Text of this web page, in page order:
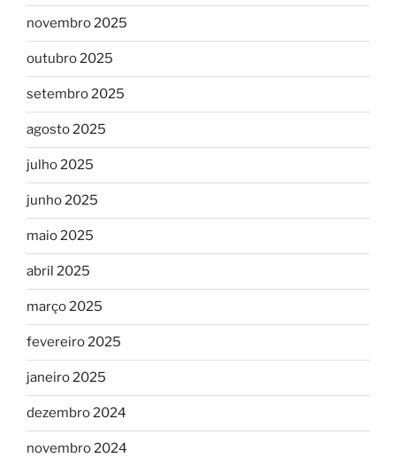
novembro 2025
outubro 2025
setembro 2025
agosto 2025
julho 2025
junho 2025
maio 2025
abril 2025
março 2025
fevereiro 2025
janeiro 2025
dezembro 2024
novembro 2024